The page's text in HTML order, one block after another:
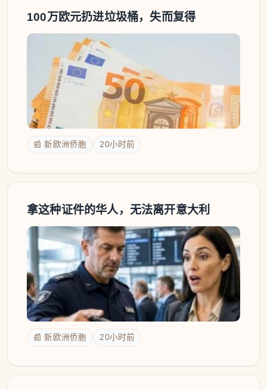
100万欧元扔进垃圾桶，失而复得
📰 新欧洲侨胞 20小时前
拿这种证件的华人，无法离开意大利
📰 新欧洲侨胞 20小时前